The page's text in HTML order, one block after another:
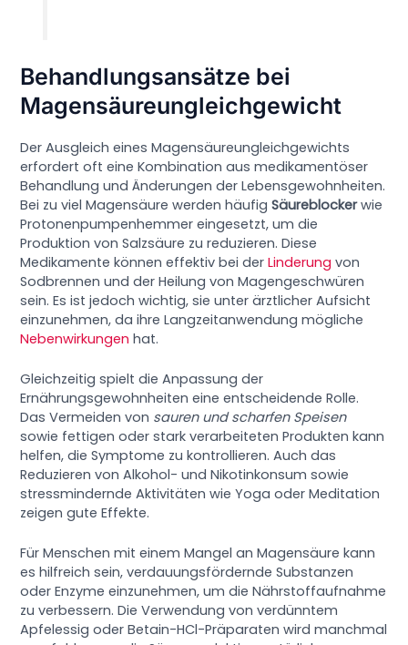
Behandlungsansätze bei
Magensäureungleichgewicht
Der Ausgleich eines Magensäureungleichgewichts
erfordert oft eine Kombination aus medikamentöser
Behandlung und Änderungen der Lebensgewohnheiten.
Bei zu viel Magensäure werden häufigSäureblockerwie
Protonenpumpenhemmer eingesetzt, um die
Produktion von Salzsäure zu reduzieren. Diese
Medikamente können effektiv bei derLinderung von
Sodbrennen und der Heilung von Magengeschwüren
sein. Es ist jedoch wichtig, sie unter ärztlicher Aufsicht
einzunehmen, da ihre Langzeitanwendung mögliche
Nebenwirkungen hat.
Gleichzeitig spielt die Anpassung der
Ernährungsgewohnheiten eine entscheidende Rolle.
Das Vermeiden von sauren und scharfen Speisen
sowie fettigen oder stark verarbeiteten Produkten kann
helfen, die Symptome zu kontrollieren. Auch das
Reduzieren von Alkohol- und Nikotinkonsum sowie
stressmindernde Aktivitäten wie Yoga oder Meditation
zeigen gute Effekte.
Für Menschen mit einem Mangel an Magensäure kann
es hilfreich sein, verdauungsfördernde Substanzen
oder Enzyme einzunehmen, um die Nährstoffaufnahme
zu verbessern. Die Verwendung von verdünntem
Apfelessig oder Betain-HCl-Präparaten wird manchmal